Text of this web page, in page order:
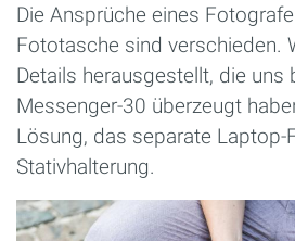
Die Ansprüche eines
Fototasche sind verschieden.
Details herausgestellt, die uns
Messenger-30 überzeugt
Lösung, das separate Laptop-
Stativhalterung.